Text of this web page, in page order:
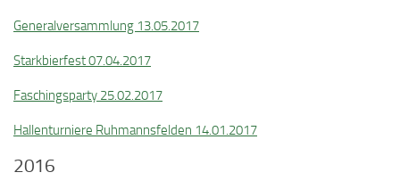
Generalversammlung 13.05.2017
Starkbierfest 07.04.2017
Faschingsparty 25.02.2017
Hallenturniere Ruhmannsfelden 14.01.2017
2016